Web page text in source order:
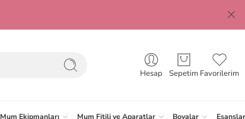
Hesap Sepetim Favorilerim
Mum Ekipmanları Mum Fitili ve Aparatlar Boyalar Esanslar